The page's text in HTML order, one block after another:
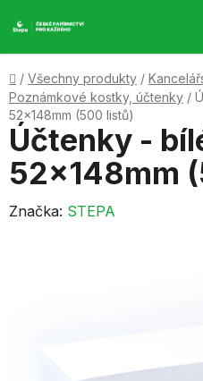
na
Domů
/ Všechny produkty /
Poznámkové kostky, účtenky /
52x148mm (500 listů)
Účtenky -
52x148mm
Značka: STEPA